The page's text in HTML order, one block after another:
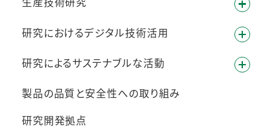
研究におけるデジタル技術活用
研究によるサステナブルな活動
製品の品質と安全性への取り組み
研究開発拠点